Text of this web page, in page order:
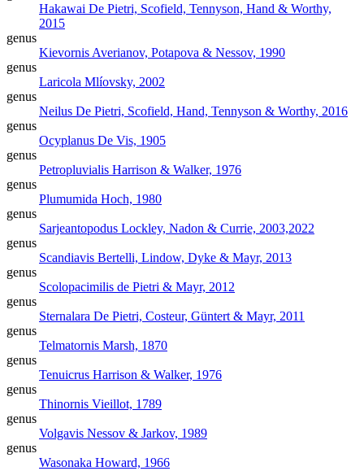
Hakawai De Pietri, Scofield, Tennyson, Hand & Worthy,
2015
genus
KievornisAverianov, Potapova & Nessov, 1990
genus
Laricola Mlíovsky, 2002
genus
Neilus De Pietri, Scofield, Hand, Tennyson & Worthy, 2016
genus
Ocyplanus De Vis, 1905
genus
Petropluvialis Harrison & Walker, 1976
genus
Plumumida Hoch, 1980
genus
Sarjeantopodus Lockley, Nadon & Currie, 2003,2022
genus
Scandiavis Bertelli, Lindow, Dyke & Mayr, 2013
genus
Scolopacimilis de Pietri & Mayr, 2012
genus
Sternalara De Pietri, Costeur, Güntert & Mayr, 2011
genus
Telmatornis Marsh, 1870
genus
Tenuicrus Harrison & Walker, 1976
genus
Thinornis Vieillot, 1789
genus
Volgavis Nessov & Jarkov, 1989
genus
Wasonaka Howard, 1966